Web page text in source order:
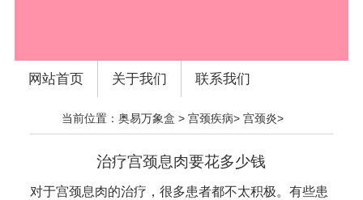
网站首页 关于我们 联系我们
当前位置：奥易万象盒 >宫颈疾病>宫颈炎>
治疗宫颈息肉要花多少钱
对于宫颈息肉的治疗，很多患者都不太积极。有些患